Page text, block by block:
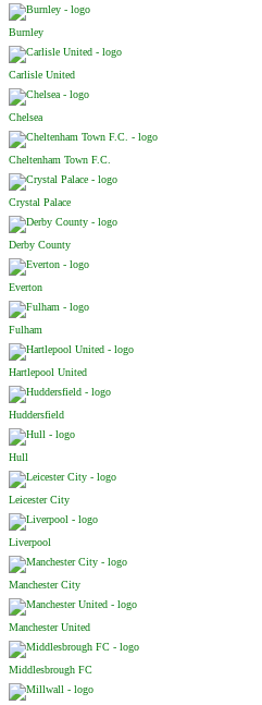
Burnley
Carlisle United
Chelsea
Cheltenham Town F.C.
Crystal Palace
Derby County
Everton
Fulham
Hartlepool United
Huddersfield
Hull
Leicester City
Liverpool
Manchester City
Manchester United
Middlesbrough FC